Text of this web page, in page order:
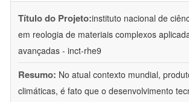
Título do Projeto:instituto nacional de
em reologia de materiais complexos
avançadas - inct-rhe9
Resumo: No atual contexto mundial,
climáticas, é fato que o desenvolvimento